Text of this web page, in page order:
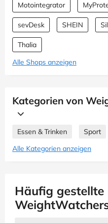
Motointegrator
sevDesk SHEIN
Thalia
Alle Shops anzeigen
Kategorien von
Essen & Trinken
Sport
Alle Kategorien anzeigen
Häufig gestellte